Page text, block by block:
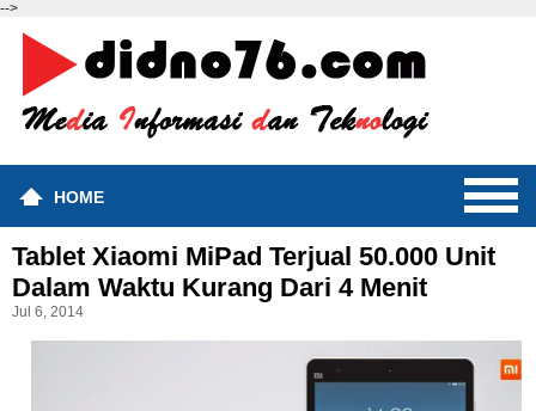
-->
HOME
Tablet Xiaomi MiPad Terjual 50.000 Unit
Dalam Waktu Kurang Dari 4 Menit
Jul 6, 2014